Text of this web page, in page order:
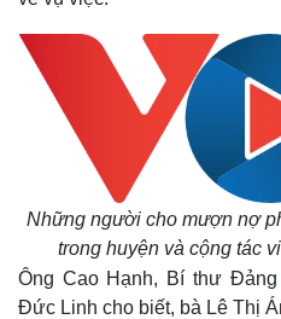
Những người cho mượn nợ
trong huyện và cộng tác
Ông Cao Hạnh, Bí thư
Đức Linh cho biết, bà Lê Thị